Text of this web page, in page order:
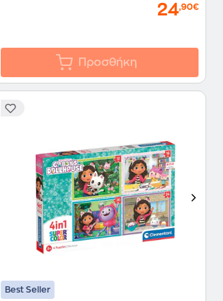
24,90€
Προσθήκη
Best Seller